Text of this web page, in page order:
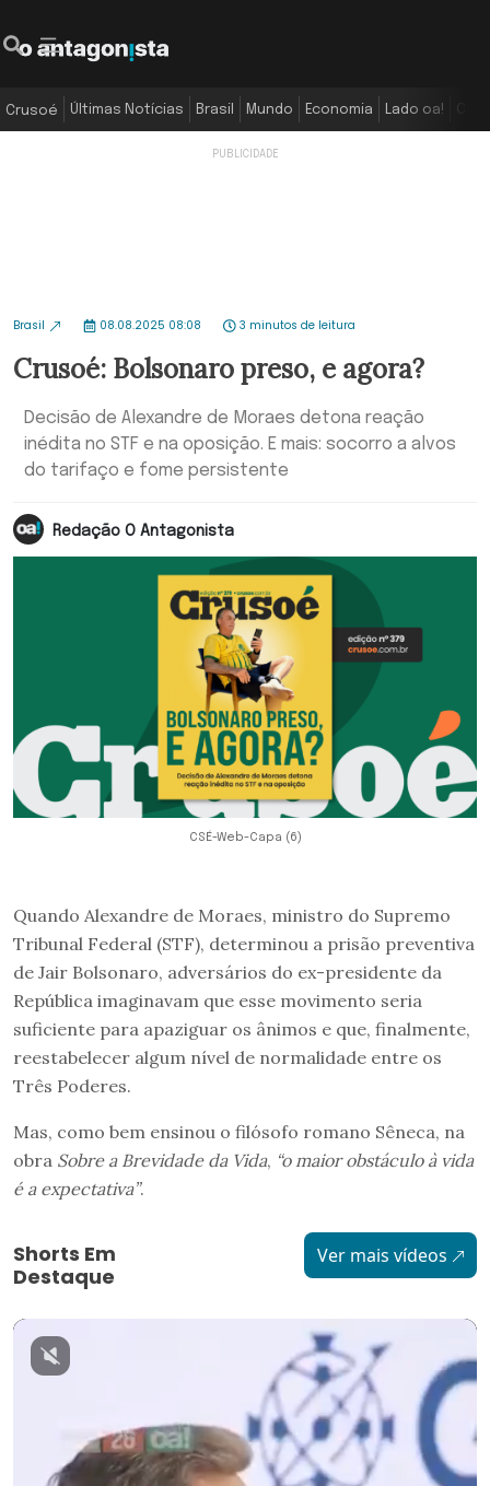
Crusoé Últimas Notícias Brasil Mundo Economia Lado oa!
Brasil 08.08.2025 08:08 3 minutos de leitura
Crusoé: Bolsonaro preso, e agora?
Decisão de Alexandre de Moraes detona reação
inédita no STF e na oposição. E mais: socorro a alvos
do tarifaço e fome persistente
Redação O Antagonista
CSÉ-Web-Capa (6)
Quando Alexandre de Moraes, ministro do Supremo
Tribunal Federal (STF), determinou a prisão preventiva
de Jair Bolsonaro, adversários do ex-presidente da
República imaginavam que esse movimento seria
suficiente para apaziguar os ânimos e que, finalmente,
reestabelecer algum nível de normalidade entre os
Três Poderes.
Mas, como bem ensinou o filósofo romano Sêneca, na
obra Sobre a Brevidade da Vida, “o maior obstáculo à vida
é a expectativa”.
Shorts Em
Destaque
Ver mais vídeos